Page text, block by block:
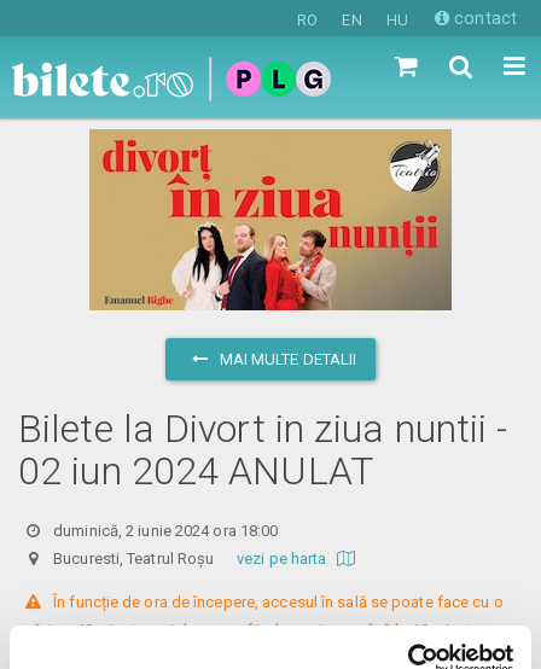
RO EN HU contact
MAI MULTE DETALII
Bilete la Divort in ziua nuntii -
02 iun 2024 ANULAT
duminică, 2 iunie 2024 ora 18:00
Bucuresti, Teatrul Roșu vezi pe harta
În funcție de ora de începere, accesul în sală se poate face cu o
oră / cu 40 minute mai devreme, fiind permis cu până la 10 minute
înainte de spectacol. Așezarea se realizează la mese de 2 (nr. limitat), 3